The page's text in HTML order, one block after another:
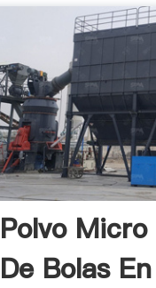
Polvo
De Bolas En